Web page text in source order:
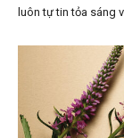
luôn tự tin tỏa sáng